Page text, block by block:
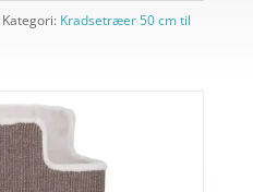
Kategori: Kradsetræer 50 cm til